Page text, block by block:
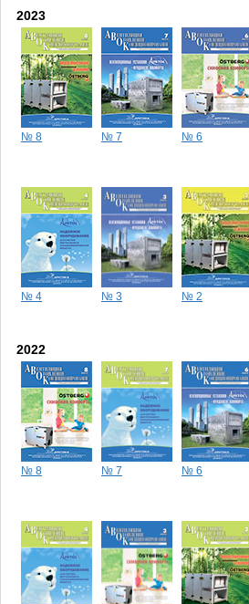
2023
№ 8 № 7 № 6
№ 4 № 3 № 2
2022
№ 8 № 7 № 6